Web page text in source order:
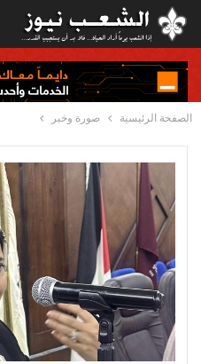
الصفحة الرئيسية صورة وخبر